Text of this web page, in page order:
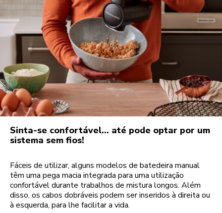
Sinta-se confortável... até pode optar por um
sistema sem fios!
Fáceis de utilizar, alguns modelos de batedeira manual
têm uma pega macia integrada para uma utilização
confortável durante trabalhos de mistura longos. Além
disso, os cabos dobráveis podem ser inseridos à direita ou
à esquerda, para lhe facilitar a vida.